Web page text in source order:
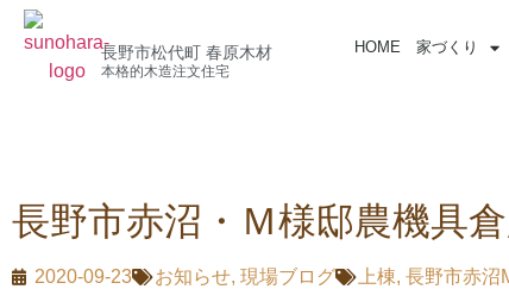
長野市松代町 春原木材
本格的木造注文住宅
HOME 家づくり
長野市赤沼・Ｍ様邸農機具
2020-09-23 お知らせ, 現場ブログ 上棟, 長野市赤沼